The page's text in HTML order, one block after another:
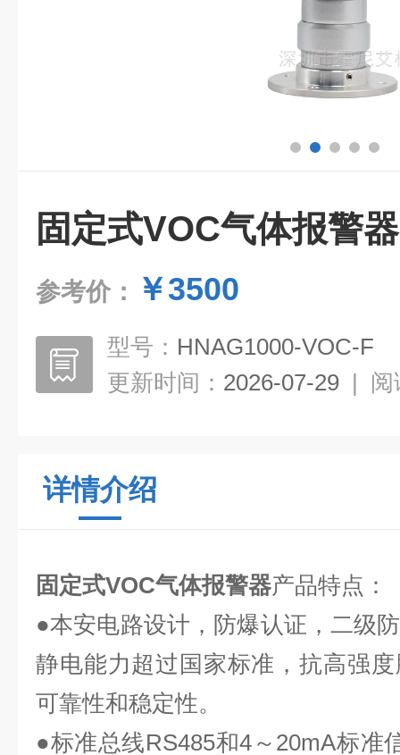
固定式VOC气体报警器
参考价： ￥3500
型号： HNAG1000-VOC-F
更新时间： 2026-07-29 | 阅
详情介绍
固定式VOC气体报警器产品特点：
●本安电路设计，防爆认证，二级
静电能力超过国家标准，抗高强
可靠性和稳定性。
●标准总线RS485和4～20mA标准